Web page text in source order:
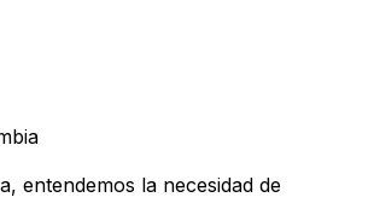
entendemos la necesidad de